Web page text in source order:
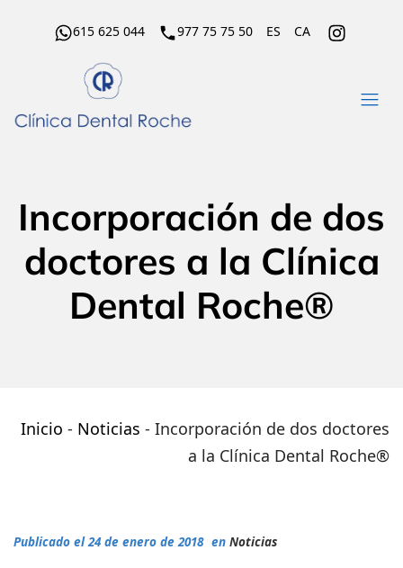
615 625 044 977 75 75 50 ES CA
Incorporación de dos
doctores a la Clínica
Dental Roche®
Inicio - Noticias - Incorporación de dos doctores
a la Clínica Dental Roche®
Publicado el 24 de enero de 2018 en Noticias